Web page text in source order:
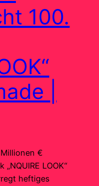
100.
|
€
LOOK“
heftiges